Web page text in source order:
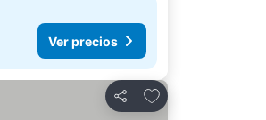
Ver precios
Compartir
Agregar a favoritos